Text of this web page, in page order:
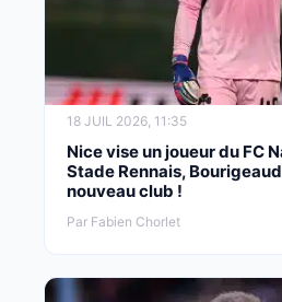
18 JUIL 2026, 11:35
Nice vise un joueur du FC
Stade Rennais,
nouveau club !
Par Fabien Chorlet